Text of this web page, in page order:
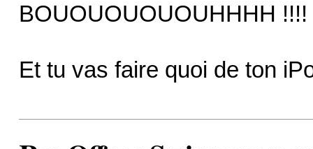
BOUOUOUOUOUHHHH !!!!
Et tu vas faire quoi de ton